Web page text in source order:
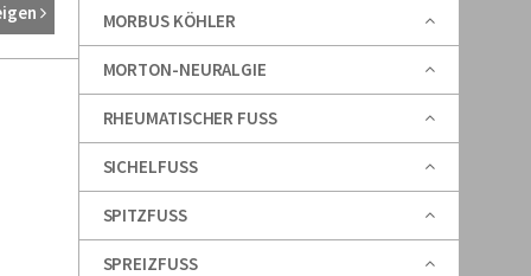
MORBUS KÖHLER
MORTON-NEURALGIE
RHEUMATISCHER FUSS
SICHELFUSS
SPITZFUSS
SPREIZFUSS